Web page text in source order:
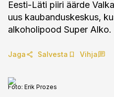
Eesti-Läti piiri äärde
uus kaubanduskeskus,
alkoholipood Super Alko.
Jaga Salvesta Vihja
Foto: Erik Prozes